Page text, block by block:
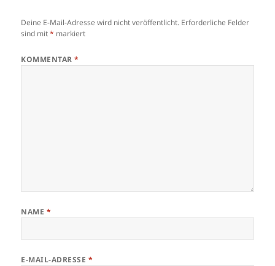
Deine E-Mail-Adresse wird nicht veröffentlicht. Erforderliche Felder
sind mit* markiert
KOMMENTAR*
NAME *
E-MAIL-ADRESSE *